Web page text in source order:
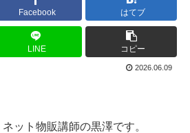
Facebook はてブ
LINE コピー
2026.06.09
ット物販講師の黒澤です。